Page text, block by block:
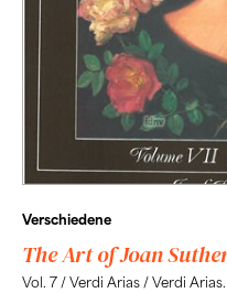
Verschiedene
The Art of Joan
Vol. 7 / Verdi Arias / Verdi